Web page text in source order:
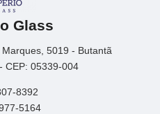
Glass
5019 - Butantã
CEP: 05339-004
8392
5164